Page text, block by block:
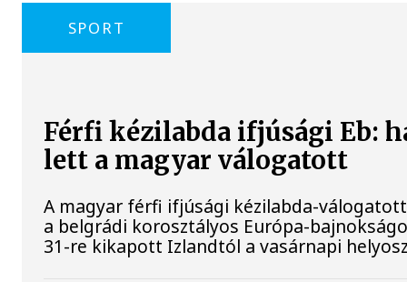
SPORT
Férfi kézilabda ifjúsági Eb:
lett a magyar válogatott
A magyar férfi ifjúsági kézilabda-
a belgrádi korosztályos Európa-
31-re kikapott Izlandtól a vasárnapi